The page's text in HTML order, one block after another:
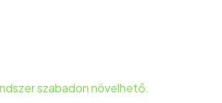
szabadon növelhető.